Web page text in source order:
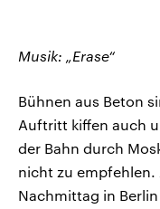
Musik: „Erase“
Bühnen aus Beton
Auftritt kiffen auch
der Bahn durch
nicht zu
Nachmittag in